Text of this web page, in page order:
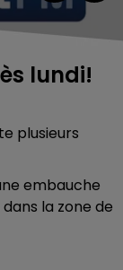
lundi!
plusieurs
embauche
la zone de